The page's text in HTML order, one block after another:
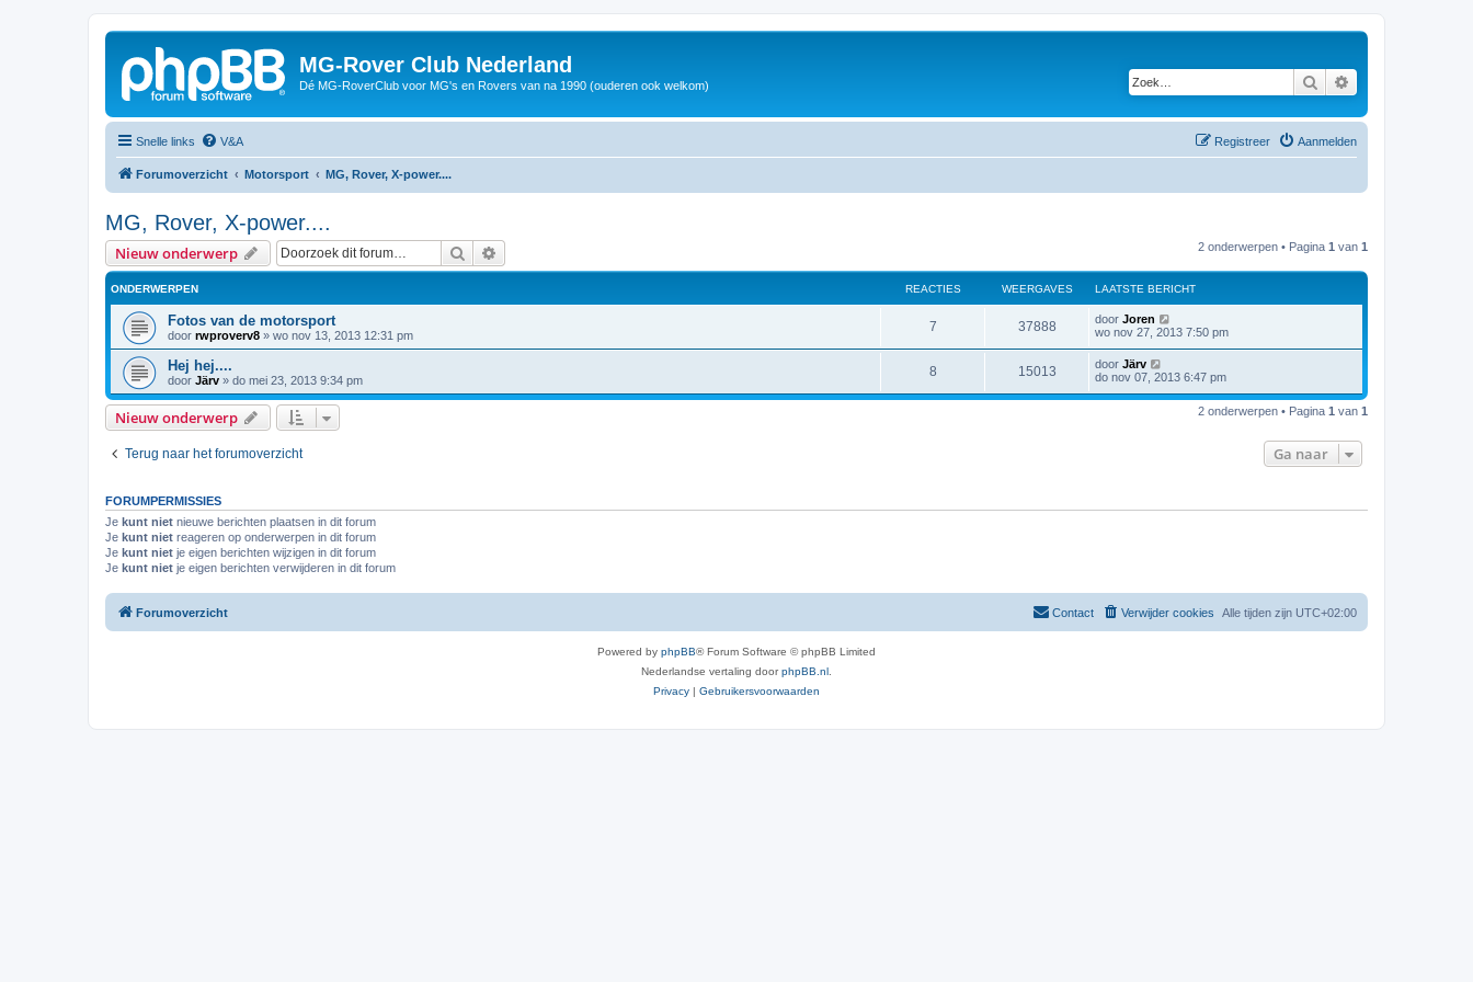
MG-Rover Club Nederland
Dé MG-RoverClub voor MG's en Rovers van na 1990 (ouderen ook welkom) Zoek
Snelle links V&A Aanmelden
Registreer
Forumoverzicht Motorsport MG, Rover, X-power....
MG, Rover, X-power....
Nieuw onderwerp Zoek 2 onderwerpen • Pagina 1 van 1
ONDERWERPEN REACTIES WEERGAVES LAATSTE BERICHT
Fotos van de motorsport
door rwproverv8 » wo nov 13, 2013 12:31 pm
7 37888 door Joren
wo nov 27, 2013 7:50 pm
Hej hej....
door Järv » do mei 23, 2013 9:34 pm
8 15013 door Järv
do nov 07, 2013 6:47 pm
Nieuw onderwerp 2 onderwerpen • Pagina 1 van 1
Terug naar het forumoverzicht Ga naar
FORUMPERMISSIES
Je kunt niet nieuwe berichten plaatsen in dit forum
Je kunt niet reageren op onderwerpen in dit forum
Je kunt niet je eigen berichten wijzigen in dit forum
Je kunt niet je eigen berichten verwijderen in dit forum
Forumoverzicht Alle tijden zijn UTC+02:00
Verwijder cookies
Contact
Powered by phpBB® Forum Software © phpBB Limited
Nederlandse vertaling doorphpBB.nl
Privacy | Gebruikersvoorwaarden